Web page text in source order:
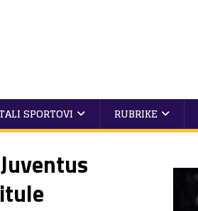
SPORTOVI RUBRIKE